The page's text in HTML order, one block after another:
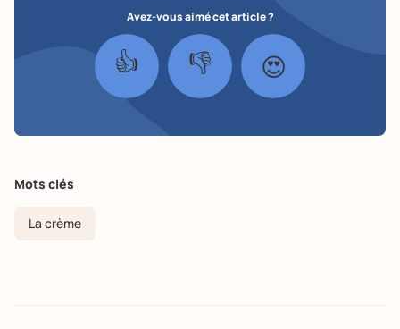
Avez-vous aimé cet article ?
👍 👎 😍
Mots clés
La crème